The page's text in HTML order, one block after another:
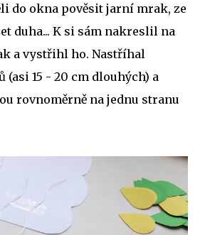
do okna pověsit jarní mrak, ze
duha... K si sám nakreslil na
a vystřihl ho. Nastříhal
15 - 20 cm dlouhých) a
rovnoměrně na jednu stranu